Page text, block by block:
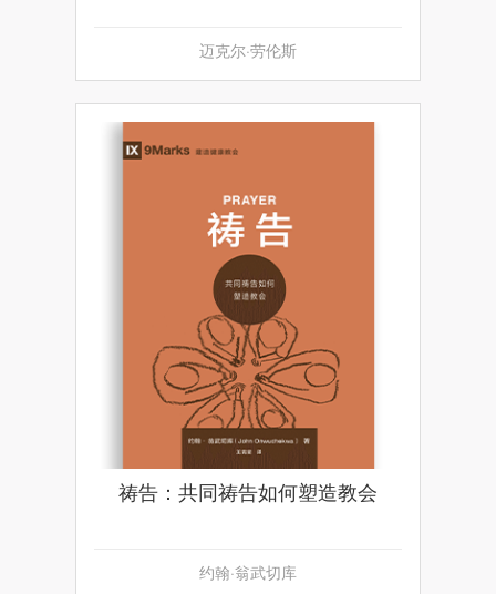
迈克尔·劳伦斯
祷告：共同祷告如何塑造教会
约翰·翁武切库